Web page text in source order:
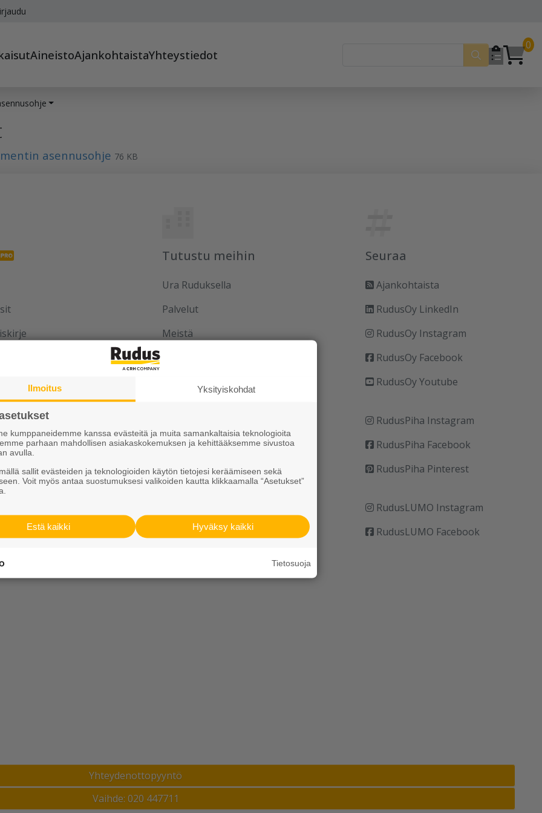
AineistoAjankohtaistaYhteystiedot
0
asennusohje 76 KB
yhdessä
blogi
Tutustu meihin
Ura Ruduksella
Palvelut
Meistä
Seuraa
Ajankohtaista
RudusOy LinkedIn
RudusOy Instagram
RudusOy Facebook
RudusOy Youtube
RudusPiha Instagram
RudusPiha Facebook
RudusPiha Pinterest
RudusLUMO Instagram
RudusLUMO Facebook
Yhteydenottopyyntö
Vaihde: 020 447711
Ilmoitus Yksityiskohdat
kumppaneidemme kanssa evästeitä ja muita samankaltaisia teknologioita
parhaan mahdollisen asiakaskokemuksen ja kehittääksemme sivustoa
avulla.
sallit evästeiden ja teknologioiden käytön tietojesi keräämiseen sekä
Voit myös antaa suostumuksesi valikoiden kautta klikkaamalla “Asetukset”
Hyväksy kaikki
Estä kaikki
Tietosuoja